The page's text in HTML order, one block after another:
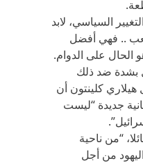
السياسي، لابد
.. فهي أفضل
الحال على الدوام.
بشدة ضد ذلك
هيلاري كلينتون أن
جديدة “ليست
“من ناحية
من أجل